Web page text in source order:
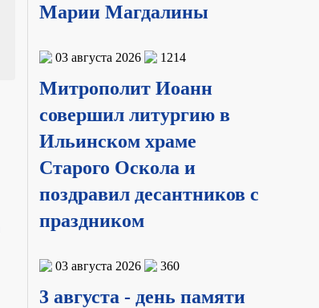
Марии Магдалины
03 августа 2026 1214
Митрополит Иоанн
совершил литургию в
Ильинском храме
Старого Оскола и
поздравил десантников с
праздником
03 августа 2026 360
3 августа - день памяти